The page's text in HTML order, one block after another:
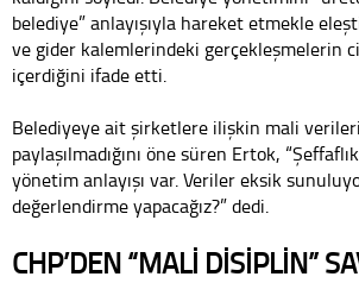
belediye” anlayışıyla hareket etmekle
ve gider kalemlerindeki gerçekleşmelerin
içerdiğini ifade etti.
Belediyeye ait şirketlere ilişkin mali
paylaşılmadığını öne süren Ertok,
yönetim anlayışı var. Veriler eksik
değerlendirme yapacağız?” dedi.
CHP’DEN “MALİ DİSİPLİN”